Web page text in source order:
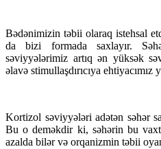
Bədənimizin təbii olaraq istehsal
da bizi formada saxlayır.
səviyyələrimiz artıq ən yüksək
əlavə stimullaşdırıcıya ehtiyacımız
Kortizol səviyyələri adətən səhər
Bu o deməkdir ki, səhərin bu
azalda bilər və orqanizmin təbii